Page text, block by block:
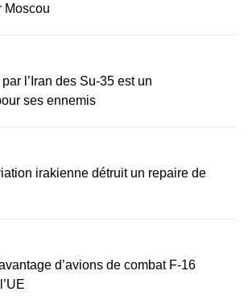
Moscou
par l’Iran des Su-35 est un
ses ennemis
irakienne détruit un repaire de
d’avions de combat F-16